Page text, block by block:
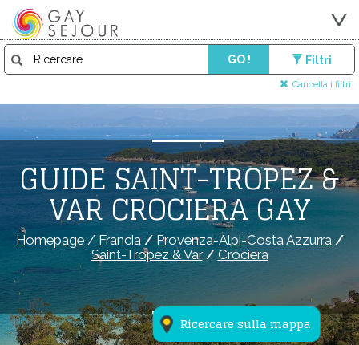
GO ! Filtri
Cancella i filtri
Ricercare sulla mappa
GUIDE SAINT-TROPEZ &
VAR CROCIERA GAY
Homepage/ Francia/Provenza-Alpi-Costa Azzurra/
Saint-Tropez & Var/ Crociera